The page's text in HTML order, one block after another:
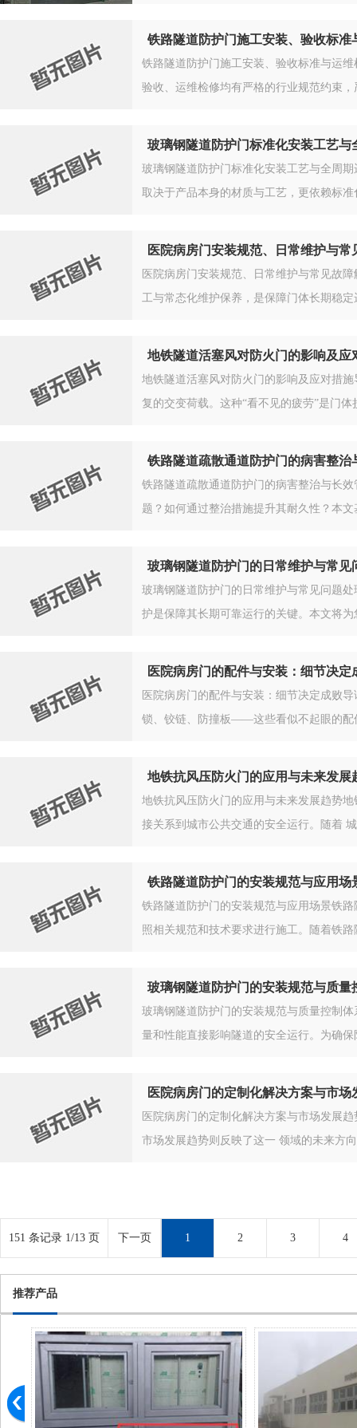
铁路隧道防护门施工安装、验收标准
铁路隧道防护门施工安装、验收标准与运
验收、运维检修均有严格的行业规范约束
玻璃钢隧道防护门标准化安装工艺与
玻璃钢隧道防护门标准化安装工艺与全周
取决于产品本身的材质与工艺，更依赖标
医院病房门安装规范、日常维护与常
医院病房门安装规范、日常维护与常见故
工与常态化维护保养，是保障门体长期稳
地铁隧道活塞风对防火门的影响及应
地铁隧道活塞风对防火门的影响及应对措
复的交变荷载。这种“看不见的疲劳”是门
铁路隧道疏散通道防护门的病害整治
铁路隧道疏散通道防护门的病害整治与长
题？如何通过整治措施提升其耐久性？本
玻璃钢隧道防护门的日常维护与常见
玻璃钢隧道防护门的日常维护与常见问题
护是保障其长期可靠运行的关键。本文将
医院病房门的配件与安装：细节决定
医院病房门的配件与安装：细节决定成败
锁、铰链、防撞板——这些看似不起眼的配
地铁抗风压防火门的应用与未来发展
地铁抗风压防火门的应用与未来发展趋势
接关系到城市公共交通的安全运行。随着
铁路隧道防护门的安装规范与应用场
铁路隧道防护门的安装规范与应用场景铁
照相关规范和技术要求进行施工。随着铁
玻璃钢隧道防护门的安装规范与质量
玻璃钢隧道防护门的安装规范与质量控制
量和性能直接影响隧道的安全运行。为确
医院病房门的定制化解决方案与市场
医院病房门的定制化解决方案与市场发展
市场发展趋势则反映了这一 领域的未来方
151 条记录 1/13 页 下一页 1 2 3 4
推荐产品